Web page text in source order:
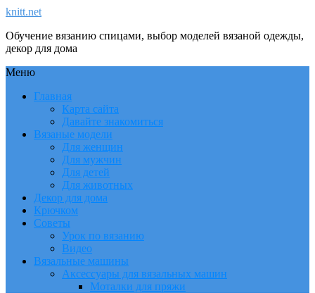
knitt.net
Обучение вязанию спицами, выбор моделей вязаной одежды,
декор для дома
Меню
Главная
Карта сайта
Давайте знакомиться
Вязаные модели
Для женщин
Для мужчин
Для детей
Для животных
Декор для дома
Крючком
Советы
Урок по вязанию
Видео
Вязальные машины
Аксессуары для вязальных машин
Моталки для пряжи